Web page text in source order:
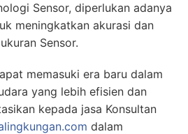
Sensor, diperlukan adanya
meningkatkan akurasi dan
Sensor.
memasuki era baru dalam
yang lebih efisien dan
kepada jasa Konsultan
dalam